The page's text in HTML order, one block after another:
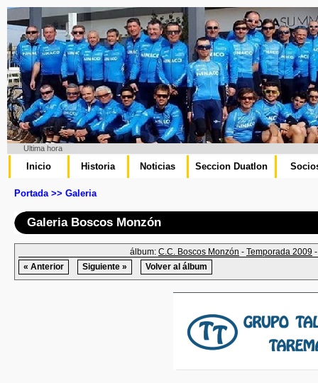
Ultima hora
Inicio Historia Noticias Seccion Duatlon
Portada >> Galeria
Galeria Boscos Monzón
álbum: C.C. Boscos Monzón - Temporada 2009
« Anterior
Siguiente » Volver al álbum